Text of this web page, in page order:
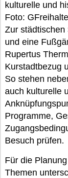
kulturelle und
Foto:
Zur städtischen
und eine
Rupertus
Kurstadtbezug
So stehen
auch kulturelle
Programme,
Besuch prüfen.
Für die
Themen